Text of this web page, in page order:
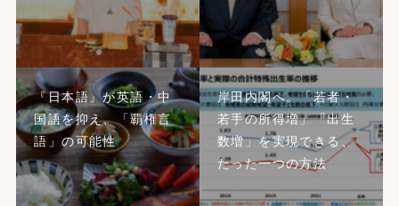
『日本語』が英語・中
国語を抑え、「覇権言
語」の可能性
岸田内閣へ。「若者・
若手の所得増」「出生
数増」を実現できる、
たった一つの方法